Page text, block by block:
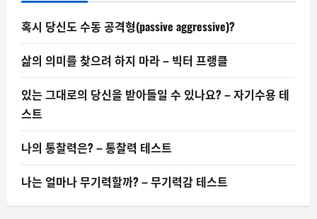
혹시 당신도 수동 공격형(passive aggressive)?
삶의 의미를 찾으려 하지 마라 – 빅터 프랭클
있는 그대로의 당신을 받아들일 수 있나요? – 자기수용 테
스트
나의 통찰력은? – 통찰력 테스트
나는 얼마나 무기력할까? – 무기력감 테스트